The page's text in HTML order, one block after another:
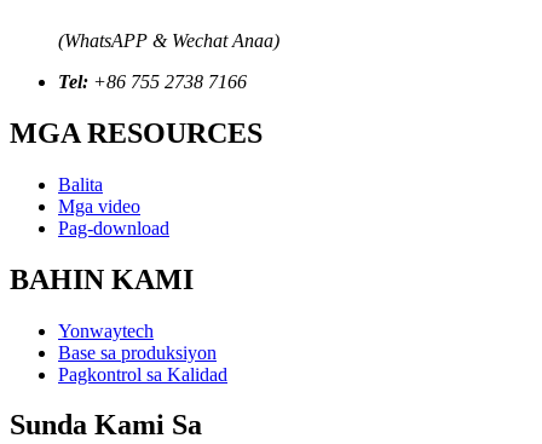
(WhatsAPP & Wechat Anaa)
Tel: +86 755 2738 7166
MGA RESOURCES
Balita
Mga video
Pag-download
BAHIN KAMI
Yonwaytech
Base sa produksiyon
Pagkontrol sa Kalidad
Sunda Kami Sa